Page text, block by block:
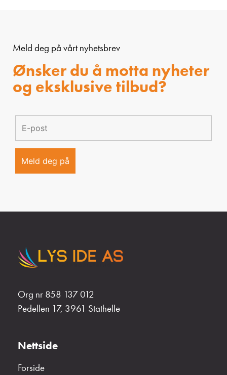
Meld deg på vårt nyhetsbrev
Ønsker du å motta nyheter
og eksklusive tilbud?
Org nr 858 137 012
Pedellen 17, 3961 Stathelle
Nettside
Forside